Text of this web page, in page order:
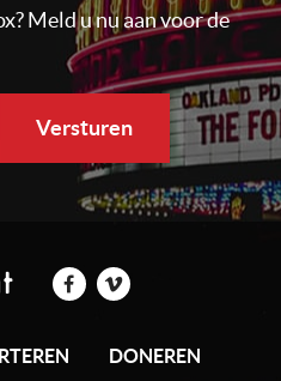
Meld u nu aan voor de
DONEREN